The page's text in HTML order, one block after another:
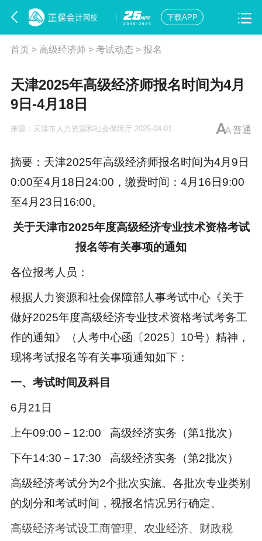
下载APP
首页> 高级经济师> 考试动态 > 报名
天津2025年高级经济师报名时间为4月
9日-4月18日
普通
来源： 天津市人力资源和社会保障厅 2025-04-01
摘要：天津2025年高级经济师报名 时间为4月9日
0:00至4月18日24:00，缴费时间：4月16日9:00
至4月23日16:00。
关于天津市2025年度高级经济专业技术资格考试
报名等有关事项的通知
各位报考人员：
根据人力资源和社会保障部人事考试中心《关于
做好2025年度高级经济专业技术资格考试考务工
作的通知》（人考中心函〔2025〕10号）精神，
现将考试报名等有关事项通知如下：
一、考试时间及科目
6月21日
上午09:00－12:00 高级经济实务（第1批次）
下午14:30－17:30 高级经济实务（第2批次）
高级经济考试分为2个批次实施。各批次专业类别
的划分和考试时间，视报名情况另行确定。
高级经济考试设工商管理、农业经济、财政税